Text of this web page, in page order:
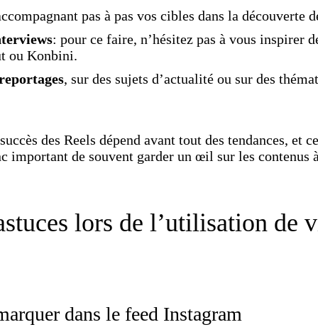
pas à pas vos cibles dans la découverte
: pour ce faire, n’hésitez pas à vous inspirer
ou Konbini.
, sur des sujets d’actualité ou sur des
des Reels dépend avant tout des tendances, et
important de souvent garder un œil sur les contenus
lors de l’utilisation de
dans le feed Instagram